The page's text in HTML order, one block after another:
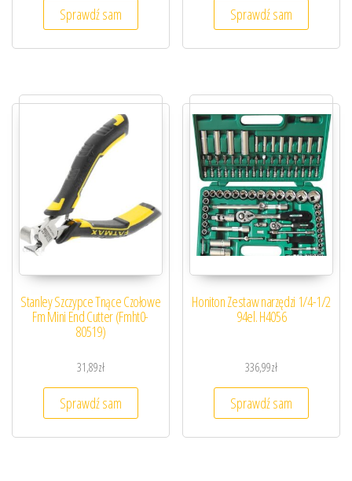
Sprawdź sam Sprawdź sam
Stanley Szczypce Tnące Czołowe
Fm Mini End Cutter (Fmht0-
80519)
31,89zł
Sprawdź sam
Honiton Zestaw narzędzi 1/4-1/2
94el. H4056
336,99zł
Sprawdź sam